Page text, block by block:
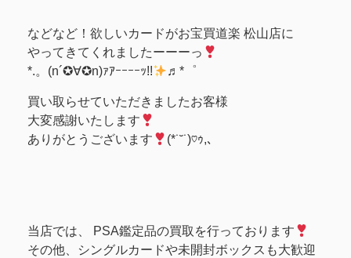
などなど！欲しいカードがお宝買道楽 松山店に
やってきてくれましたーーーっ
*.。(n´✪∀✪n)ｧｱｰｰｰｰｯ!!
♬*゜
買い取らせていただきましたお客様
大変感謝いたします
ありがとうございます
(*˙˘˙)♡ｩ,､
当店では、 PSA鑑定品の買取を行っております
その他、シングルカードや未開封ボックスも大歓迎